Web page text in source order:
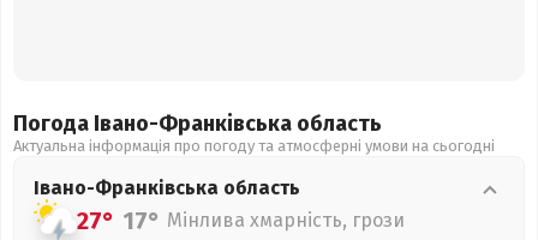
Погода Івано-Франківська область
Актуальна інформація про погоду та атмосферні умови на сьогодні
Івано-Франківська область
27° 17° Мінлива хмарність, грози